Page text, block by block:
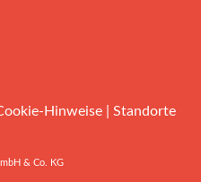
Hinweise| Standorte
& Co. KG